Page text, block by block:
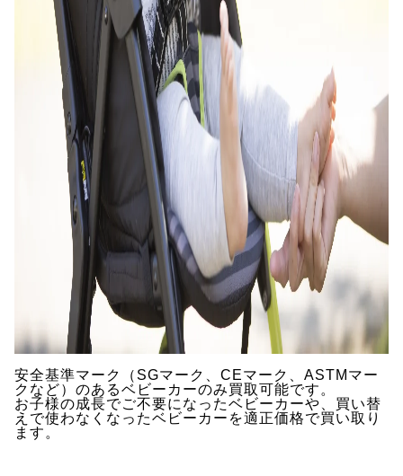
安全基準マーク（SGマーク、CEマーク、ASTMマー
クなど）のあるベビーカーのみ買取可能です。
お子様の成長でご不要になったベビーカーや、買い替
えで使わなくなったベビーカーを適正価格で買い取り
ます。